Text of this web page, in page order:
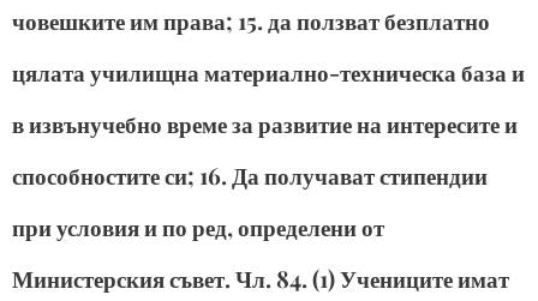
човешките им права; 15. да ползват безплатно
цялата училищна материално-техническа база и
в извънучебно време за развитие на интересите и
способностите си; 16. Да получават стипендии
при условия и по ред, определени от
Министерския съвет. Чл. 84. (1) Учениците имат